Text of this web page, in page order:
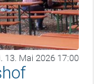
13. Mai 2026 17:00